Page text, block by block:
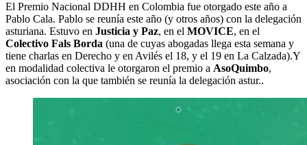
El Premio Nacional DDHH en Colombia fue otorgado este año a
Pablo Cala. Pablo se reunía este año (y otros años) con la delegación
asturiana. Estuvo en Justicia y Paz, en el MOVICE, en el
Colectivo Fals Borda (una de cuyas abogadas llega esta semana y
tiene charlas en Derecho y en Avilés el 18, y el 19 en La Calzada).Y
en modalidad colectiva le otorgaron el premio a AsoQuimbo,
asociación con la que también se reunía la delegación astur..